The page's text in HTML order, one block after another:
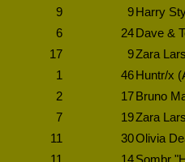
9 9 Harry
6 24 Dave &
17 9Zara
1 46 Huntr/x
2 17 Bruno
7 19Zara
11 30Olivia